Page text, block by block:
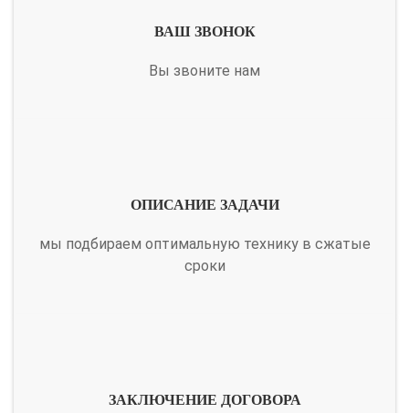
ВАШ ЗВОНОК
Вы звоните нам
ОПИСАНИЕ ЗАДАЧИ
мы подбираем оптимальную технику в сжатые
сроки
ЗАКЛЮЧЕНИЕ ДОГОВОРА